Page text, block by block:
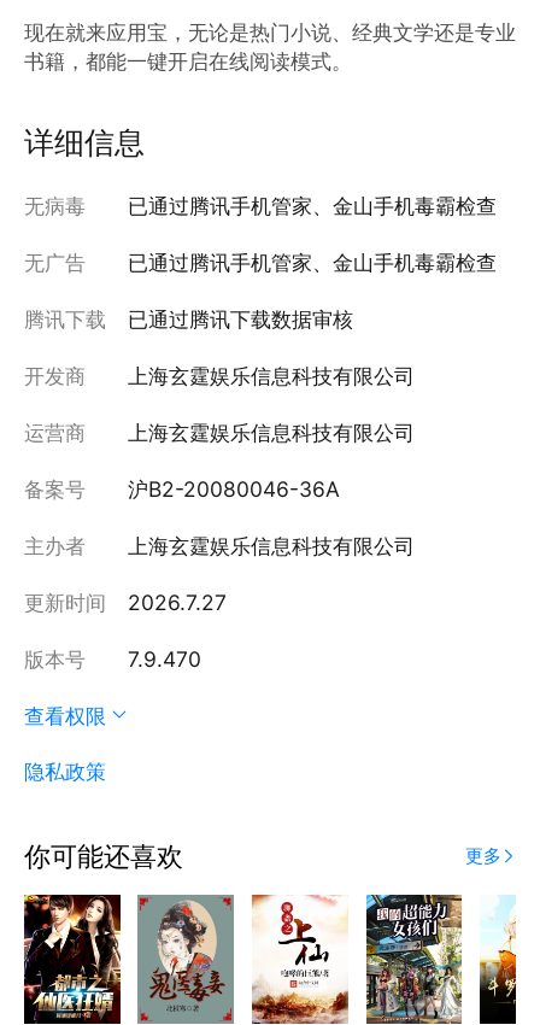
现在就来应用宝，无论是热门小说、经典文学还是专业
书籍，都能一键开启在线阅读模式。
详细信息
无病毒 已通过腾讯手机管家、金山手机毒霸检查
无广告 已通过腾讯手机管家、金山手机毒霸检查
腾讯下载 已通过腾讯下载数据审核
开发商 上海玄霆娱乐信息科技有限公司
运营商 上海玄霆娱乐信息科技有限公司
备案号 沪B2-20080046-36A
主办者 上海玄霆娱乐信息科技有限公司
更新时间 2026.7.27
版本号 7.9.470
查看权限
隐私政策
你可能还喜欢 更多